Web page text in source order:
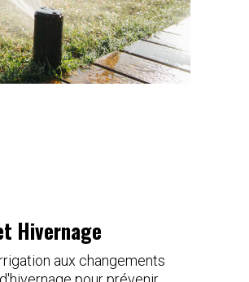
Hivernage
aux changements